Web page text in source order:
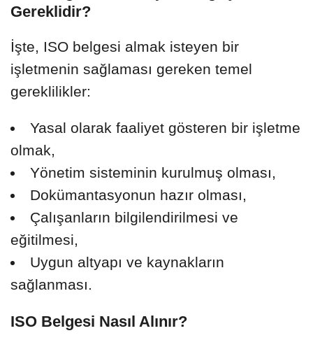
Gereklidir?
İşte, ISO belgesi almak isteyen bir
işletmenin sağlaması gereken temel
gereklilikler:
Yasal olarak faaliyet gösteren bir işletme
olmak,
Yönetim sisteminin kurulmuş olması,
Dokümantasyonun hazır olması,
Çalışanların bilgilendirilmesi ve
eğitilmesi,
Uygun altyapı ve kaynakların
sağlanması.
ISO Belgesi Nasıl Alınır?